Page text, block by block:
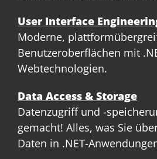
User Interface
Moderne,
Benutzeroberflächen mit
Webtechnologien.
Data Access & Storage
Datenzugriff und -
gemacht! Alles, was Sie
Daten in .NET-